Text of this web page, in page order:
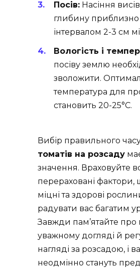
Посів: Насіння
глибину приблизно
інтервалом 2-3 см
Вологість і
посіву землю
зволожити.
температура для
становить 20-25°C.
Вибір правильного
томатів на розсаду
значення. Враховуйте
перераховані фактори,
міцні та здорові
радувати вас багатим
Завжди пам’ятайте про
уважному догляді й
нагляді за розсадою, і
неодмінно стануть